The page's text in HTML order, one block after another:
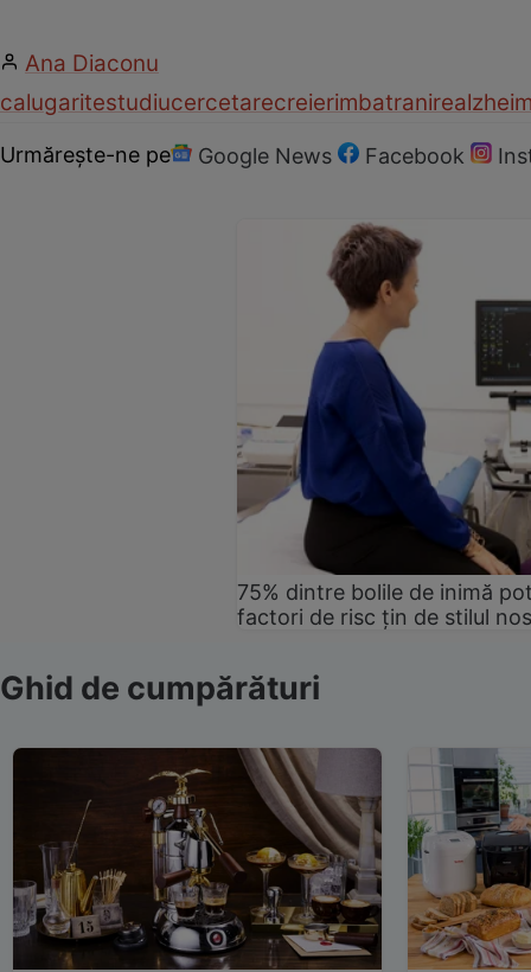
Ana Diaconu
calugaritestudiucercetarecreierimbatranire
Urmărește-ne pe Google News Facebook
75% dintre bolile de inimă
factori de risc țin de stilul
Ghid de cumpărături